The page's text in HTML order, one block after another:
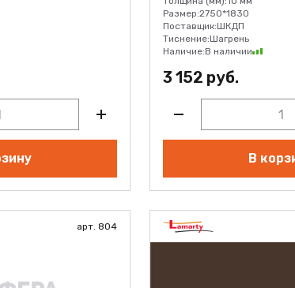
Размер:2750*1830
Поставщик:ШКДП
Тиснение:Шагрень
Наличие:В наличии
3 152 руб.
В
арт. 804